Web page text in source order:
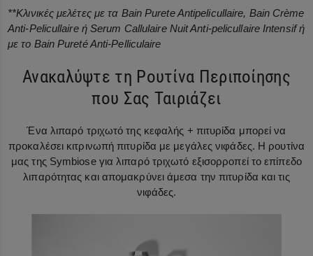
**Κλινικές μελέτες με τα Bain Purete Antipelicullaire, Bain Crème
Anti-Pelicullaire ή Serum Callulaire Nuit Anti-pelicullaire Intensif ή
με το Bain Pureté Anti-Pelliculaire
Ανακαλύψτε τη Ρουτίνα Περιποίησης
που Σας Ταιριάζει
Ένα λιπαρό τριχωτό της κεφαλής + πιτυρίδα μπορεί να
προκαλέσει κιτρινωπή πιτυρίδα με μεγάλες νιφάδες. Η ρουτίνα
μας της Symbiose για λιπαρό τριχωτό εξισορροπεί το επίπεδο
λιπαρότητας και απομακρύνει άμεσα την πιτυρίδα και τις
νιφάδες.